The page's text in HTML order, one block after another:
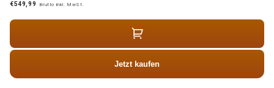
€549,99 Brutto inkl. MwSt.
Jetzt kaufen